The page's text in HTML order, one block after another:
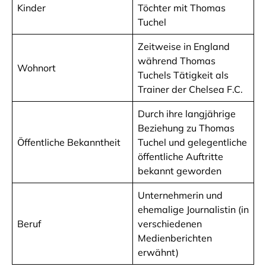
Kinder
Töchter mit Thomas
Tuchel
Wohnort
Zeitweise in England
während Thomas
Tuchels Tätigkeit als
Trainer der Chelsea F.C.
Öffentliche Bekanntheit
Durch ihre langjährige
Beziehung zu Thomas
Tuchel und gelegentliche
öffentliche Auftritte
bekannt geworden
Beruf
Unternehmerin und
ehemalige Journalistin (in
verschiedenen
Medienberichten
erwähnt)